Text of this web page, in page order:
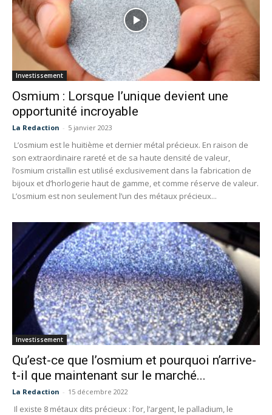
Investissement
Osmium : Lorsque l’unique devient une
opportunité incroyable
La Redaction - 5 janvier 2023
L’osmium est le huitième et dernier métal précieux. En raison de
son extraordinaire rareté et de sa haute densité de valeur,
l’osmium cristallin est utilisé exclusivement dans la fabrication de
bijoux et d’horlogerie haut de gamme, et comme réserve de valeur.
L’osmium est non seulement l’un des métaux précieux...
Investissement
Qu’est-ce que l’osmium et pourquoi n’arrive-
t-il que maintenant sur le marché...
La Redaction - 15 décembre 2022
Il existe 8 métaux dits précieux : l’or, l’argent, le palladium, le